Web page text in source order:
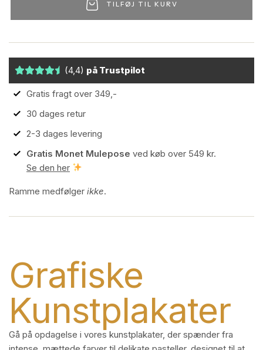
TILFØJ TIL KURV
(4,4) på Trustpilot
Gratis fragt over 349,-
30 dages retur
2-3 dages levering
Gratis Monet Mulepose ved køb over 549 kr.
Se den her
Ramme medfølger ikke.
Grafiske
Kunstplakater
Gå på opdagelse i vores kunstplakater, der spænder fra